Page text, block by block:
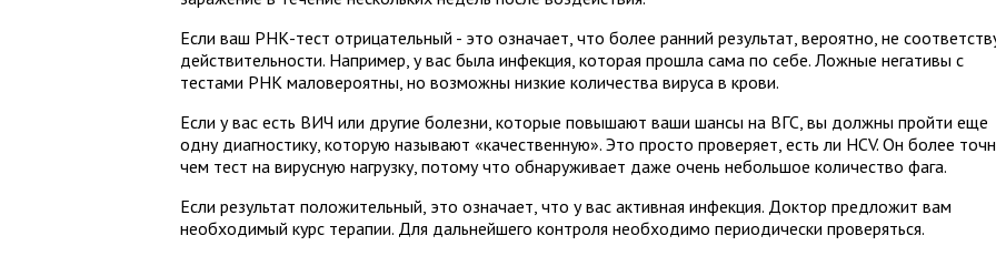
Если ваш РНК-тест отрицательный - это означает, что более ранний результат, вероятно, не
действительности. Например, у вас была инфекция, которая прошла сама по себе. Ложные негативы с
тестами РНК маловероятны, но возможны низкие количества вируса в крови.
Если у вас есть ВИЧ или другие болезни, которые повышают ваши шансы на ВГС, вы должны пройти еще
одну диагностику, которую называют «качественную». Это просто проверяет, есть ли HCV. Он более
чем тест на вирусную нагрузку, потому что обнаруживает даже очень небольшое количество фага.
Если результат положительный, это означает, что у вас активная инфекция. Доктор предложит вам
необходимый курс терапии. Для дальнейшего контроля необходимо периодически проверяться.